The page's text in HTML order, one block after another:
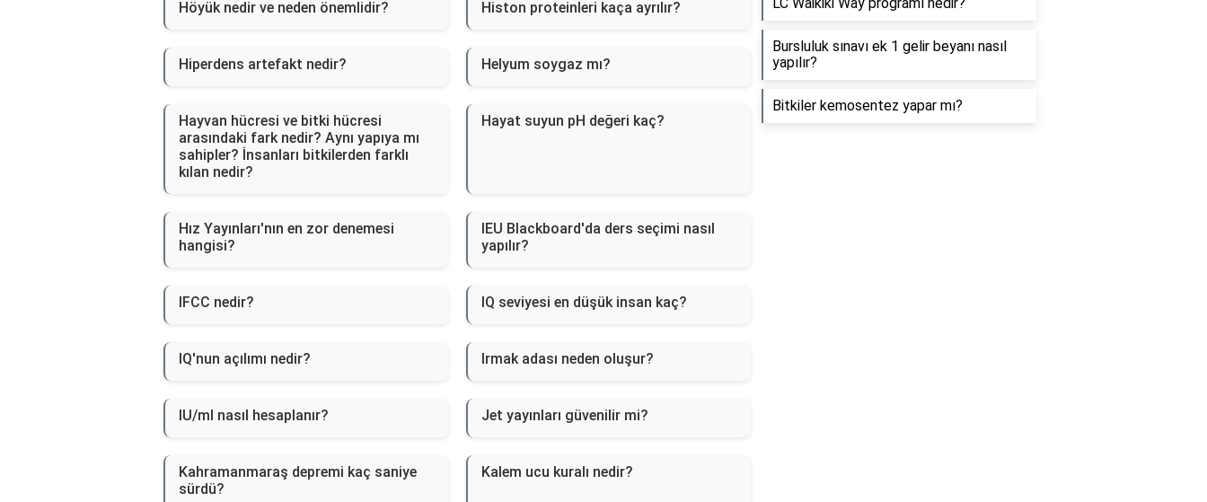
Höyük nedir ve neden önemlidir? Histon proteinleri kaça ayrılır?
Hiperdens artefakt nedir? Helyum soygaz mı?
Hayvan hücresi ve bitki hücresi
arasındaki fark nedir? Aynı yapıya mı
sahipler? İnsanları bitkilerden farklı
kılan nedir?
Hayat suyun pH değeri kaç?
Hız Yayınları'nın en zor denemesi
hangisi?
IEU Blackboard'da ders seçimi nasıl
yapılır?
IFCC nedir? IQ seviyesi en düşük insan kaç?
IQ'nun açılımı nedir? Irmak adası neden oluşur?
IU/ml nasıl hesaplanır? Jet yayınları güvenilir mi?
Kahramanmaraş depremi kaç saniye
sürdü?
Kalem ucu kuralı nedir?
Bursluluk sınavı ek 1 gelir beyanı nasıl
yapılır?
Bitkiler kemosentez yapar mı?